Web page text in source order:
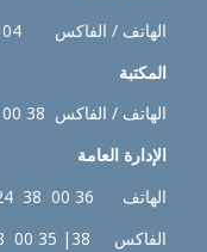
الهاتف / الفاكس 04 01 38 24(+213)
المكتبة
الهاتف / الفاكس 38 00 38 24 (+213)
الإدارة العامة
الهاتف 36 00 38 24 (+213)
الفاكس 38| 35 00 38 24 (+213)